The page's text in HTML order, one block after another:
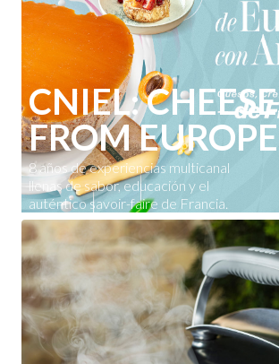
CNIEL:
FROM EUROPE
8 años de experiencias multicanal
llenas de sabor, educación y el
auténtico savoir-faire de Francia.